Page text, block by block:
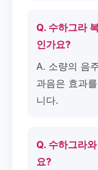
Q. 수하그라
인가요?
A. 소량의 음
과음은 효과
니다.
Q. 수하그라
요?